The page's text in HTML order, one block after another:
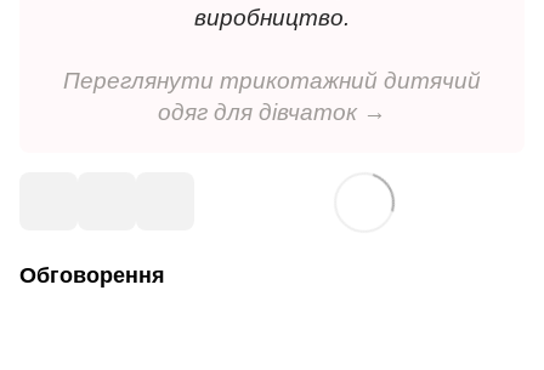
виробництво.
Переглянути трикотажний дитячий
одяг для дівчаток →
Обговорення